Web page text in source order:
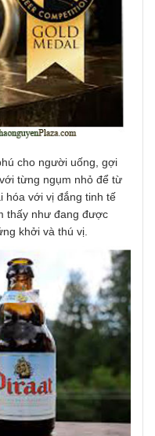
cho người uống, gợi
từng ngụm nhỏ để từ
hóa với vị đắng tinh tế
thấy như đang được
khởi và thú vị.